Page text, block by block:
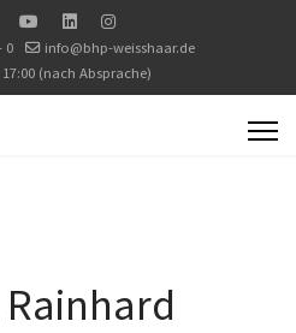
0
info@bhp-weisshaar.de
(nach Absprache)